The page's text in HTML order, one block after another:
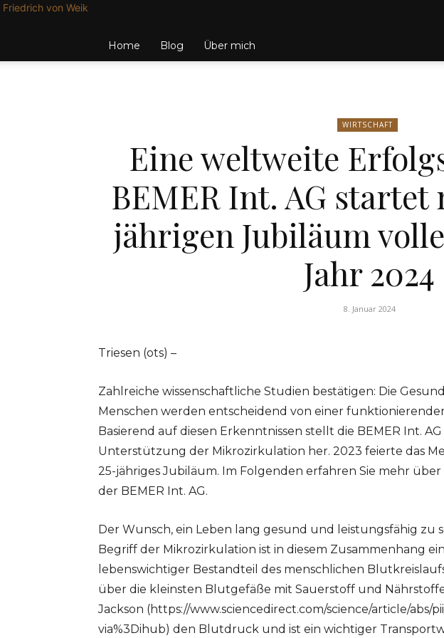
Friedrich von Weik
Home Blog Über mich
WIRTSCHAFT
Eine weltweite
BEMER Int. AG startet
jährigen Jubiläum
Jahr 2024
8. Januar 2024
Triesen (ots) –
Zahlreiche wissenschaftliche Studien bestätigen: Die
Menschen werden entscheidend von einer
Basierend auf diesen Erkenntnissen stellt die BEMER Int.
Unterstützung der Mikrozirkulation her. 2023 feierte das
25-jähriges Jubiläum. Im Folgenden erfahren Sie mehr
der BEMER Int. AG.
Der Wunsch, ein Leben lang gesund und leistungsfähig zu
Begriff der Mikrozirkulation ist in diesem Zusammenhang
lebenswichtiger Bestandteil des menschlichen
über die kleinsten Blutgefäße mit Sauerstoff und
Jackson (https://www.sciencedirect.com/science/article/abs/
via%3Dihub) den Blutdruck und ist ein wichtiger